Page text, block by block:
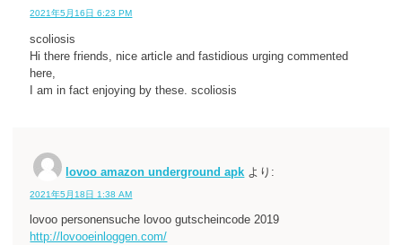
2021年5月16日 6:23 PM
scoliosis
Hi there friends, nice article and fastidious urging commented
here,
I am in fact enjoying by these. scoliosis
lovoo amazon underground apk より:
2021年5月18日 1:38 AM
lovoo personensuche lovoo gutscheincode 2019
http://lovooeinloggen.com/